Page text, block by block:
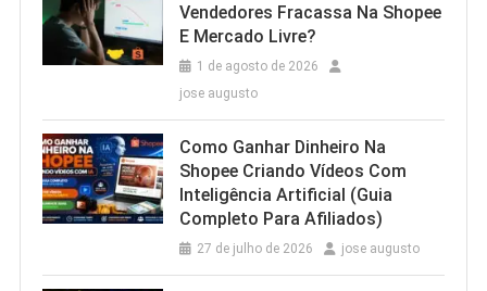
Vendedores Fracassa Na Shopee
E Mercado Livre?
1 de agosto de 2026
jose augusto
Como Ganhar Dinheiro Na
Shopee Criando Vídeos Com
Inteligência Artificial (Guia
Completo Para Afiliados)
27 de julho de 2026 jose augusto